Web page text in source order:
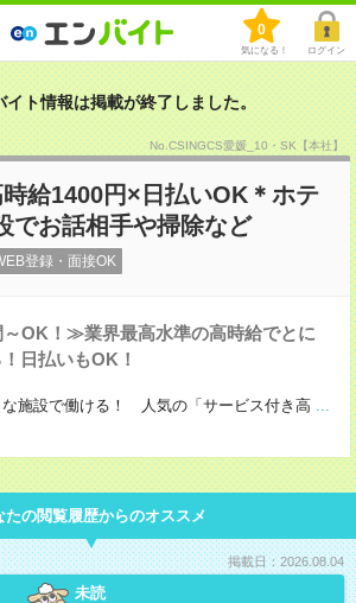
0
気になる！ ログイン
イト情報は掲載が終了しました。
No.CSINGCS愛媛_10・SK【本社】
時給1400円×日払いOK＊ホテ
でお話相手や掃除など
登録・面接OK
OK！≫業界最高水準の高時給でとに
日払いもOK！
施設で働ける！ 人気の「サービス付き高 ...
たの閲覧履歴からのオススメ
掲載日：2026.08.04
未読